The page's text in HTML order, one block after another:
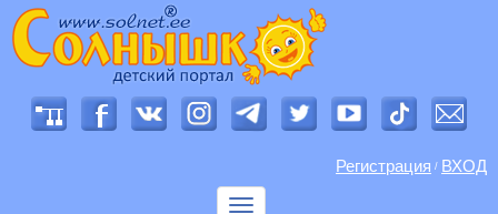
Регистрация / ВХОД
Показать